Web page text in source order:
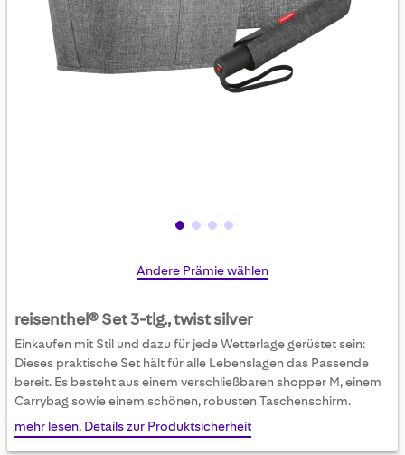
Skip
beginning
of
the
images
gallery
Andere Prämie wählen
reisenthel® Set 3-tlg., twist silver
Einkaufen mit Stil und dazu für jede Wetterlage gerüstet sein:
Dieses praktische Set hält für alle Lebenslagen das Passende
bereit. Es besteht aus einem verschließbaren shopper M, einem
Carrybag sowie einem schönen, robusten Taschenschirm.
mehr lesen, Details zur Produktsicherheit